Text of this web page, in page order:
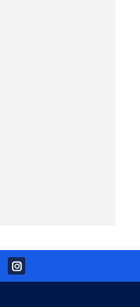
instagram